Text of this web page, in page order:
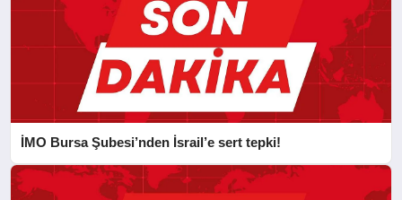
İMO Bursa Şubesi’nden İsrail’e sert tepki!